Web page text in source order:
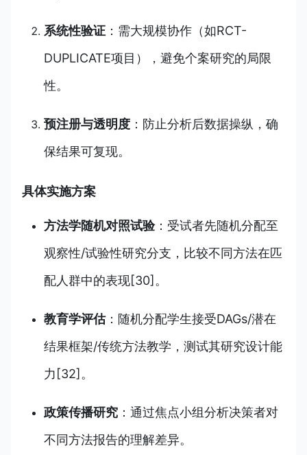
系统性验证 ：需大规模协作（如RCT-
DUPLICATE项目），避免个案研究的局限
性。
预注册与透明度 ：防止分析后数据操纵，确
保结果可复现。
具体实施方案
方法学随机对照试验：受试者先随机分配至
观察性/试验性研究分支，比较不同方法在匹
配人群中的表现[30]。
教育学评估：随机分配学生接受DAGs/潜在
结果框架/传统方法教学，测试其研究设计能
力[32]。
政策传播研究 ：通过焦点小组分析决策者对
不同方法报告的理解差异。